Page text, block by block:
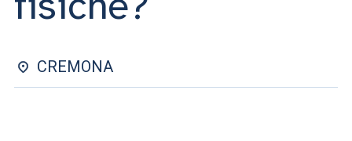
ACCEDI A CLOUDMAIL
CREMONA